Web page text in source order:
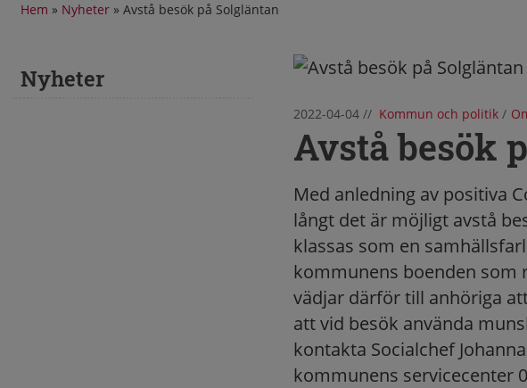
Hem » Nyheter » Avstå besök på Solgläntan
Nyheter
2022-04-04// Kommun och politik /
Avstå besök
Med anledning av positiva
långt det är möjligt avstå
klassas som en
kommunens boenden som
vädjar därför till anhöriga
att vid besök använda
kontakta Socialchef
kommunens servicecenter